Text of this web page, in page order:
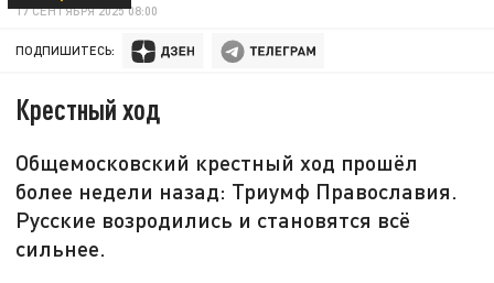
17 СЕНТЯБРЯ 2025 08:00
ПОДПИШИТЕСЬ:
Крестный ход
Общемосковский крестный ход прошёл
более недели назад: Триумф Православия.
Русские возродились и становятся всё
сильнее.